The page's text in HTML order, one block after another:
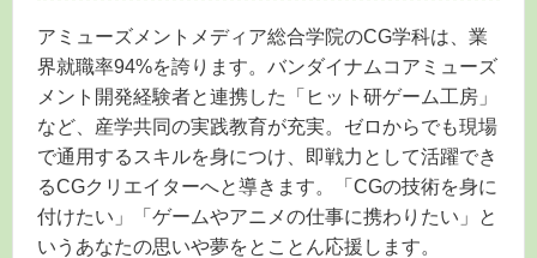
アミューズメントメディア総合学院のCG学科は、業
界就職率94%を誇ります。バンダイナムコアミューズ
メント開発経験者と連携した「ヒット研ゲーム工房」
など、産学共同の実践教育が充実。ゼロからでも現場
で通用するスキルを身につけ、即戦力として活躍でき
るCGクリエイターへと導きます。「CGの技術を身に
付けたい」「ゲームやアニメの仕事に携わりたい」と
いうあなたの思いや夢をとことん応援します。